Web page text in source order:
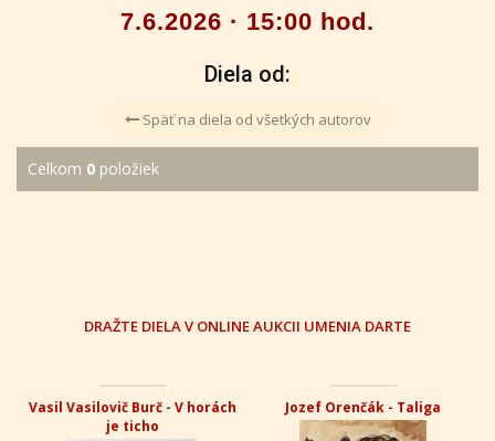
7.6.2026 · 15:00 hod.
Diela od:
Späť na diela od všetkých autorov
Celkom 0 položiek
DRAŽTE DIELA V ONLINE AUKCII UMENIA DARTE
Vasil Vasilovič Burč - V horách
je ticho
Jozef Orenčák - Taliga